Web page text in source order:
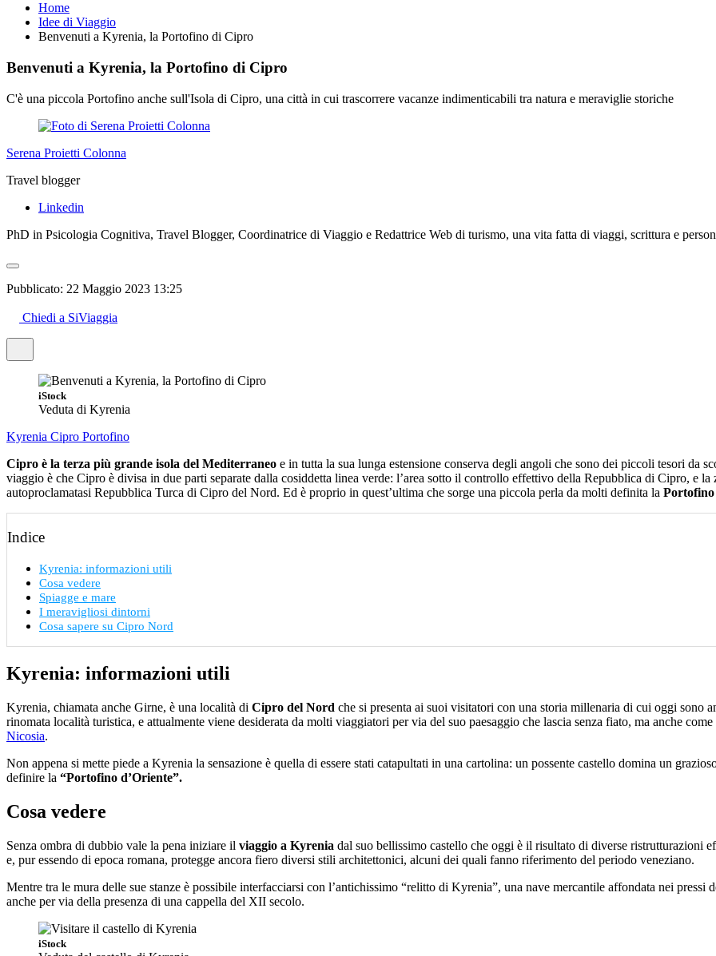
Home
Idee di Viaggio
Benvenuti a Kyrenia, la Portofino di Cipro
Benvenuti a Kyrenia, la Portofino di Cipro
C'è una piccola Portofino anche sull'Isola di Cipro, una città in cui trascorrere vacanze indimenticabili tra natura e meraviglie storiche
Serena Proietti Colonna
Travel blogger
Linkedin
PhD in Psicologia Cognitiva, Travel Blogger, Coordinatrice di Viaggio e Redattrice Web di turismo, una vita fatta di viaggi, scrittura e
Pubblicato: 22 Maggio 2023 13:25
Chiedi a SiViaggia
iStock
Veduta di Kyrenia
Kyrenia Cipro Portofino
Cipro è la terza più grande isola del Mediterraneo e in tutta la sua lunga estensione conserva degli angoli che sono dei piccoli tesori da
viaggio è che Cipro è divisa in due parti separate dalla cosiddetta linea verde: l’area sotto il controllo effettivo della Repubblica di Cipro, e
autoproclamatasi Repubblica Turca di Cipro del Nord. Ed è proprio in quest’ultima che sorge una piccola perla da molti definita la Portofino
Indice
Kyrenia: informazioni utili
Cosa vedere
Spiagge e mare
I meravigliosi dintorni
Cosa sapere su Cipro Nord
Kyrenia: informazioni utili
Kyrenia, chiamata anche Girne, è una località di Cipro del Nord che si presenta ai suoi visitatori con una storia millenaria di cui oggi sono
rinomata località turistica, e attualmente viene desiderata da molti viaggiatori per via del suo paesaggio che lascia senza fiato, ma anche
Nicosia.
Non appena si mette piede a Kyrenia la sensazione è quella di essere stati catapultati in una cartolina: un possente castello domina un
definire la “Portofino d’Oriente”.
Cosa vedere
Senza ombra di dubbio vale la pena iniziare il viaggio a Kyrenia dal suo bellissimo castello che oggi è il risultato di diverse ristrutturazioni
e, pur essendo di epoca romana, protegge ancora fiero diversi stili architettonici, alcuni dei quali fanno riferimento del periodo veneziano.
Mentre tra le mura delle sue stanze è possibile interfacciarsi con l’antichissimo “relitto di Kyrenia”, una nave mercantile affondata nei pressi
anche per via della presenza di una cappella del XII secolo.
iStock